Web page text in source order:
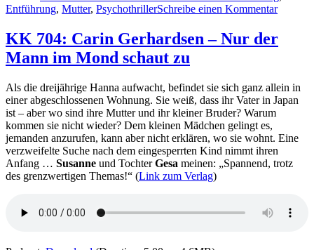
Entführung, Mutter, PsychothrillerSchreibe einen Kommentarzu
Daly
Schuld
einer
Mutter
KK 704: Carin Gerhardsen – Nur der
Mann im Mond schaut zu
Als die dreijährige Hanna aufwacht, befindet sie sich ganz allein in
einer abgeschlossenen Wohnung. Sie weiß, dass ihr Vater in Japan
ist – aber wo sind ihre Mutter und ihr kleiner Bruder? Warum
kommen sie nicht wieder? Dem kleinen Mädchen gelingt es,
jemanden anzurufen, kann aber nicht erklären, wo sie wohnt. Eine
verzweifelte Suche nach dem eingesperrten Kind nimmt ihren
Anfang … Susanne und TochterGesa meinen: „Spannend, trotz
des grenzwertigen Themas!“ (Link zum Verlag)